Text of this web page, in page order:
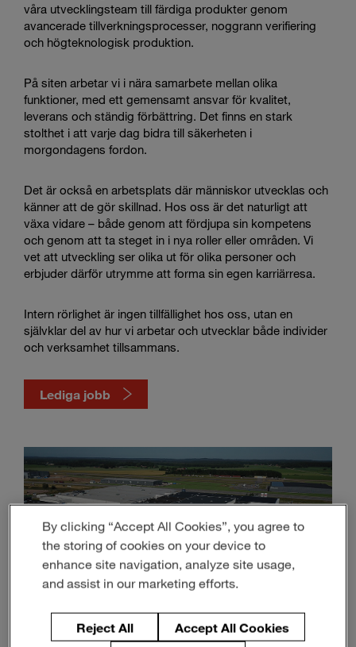
våra utvecklingsteam till färdiga produkter genom
avancerade tillverkningsprocesser, noggrann verifiering
och högteknologisk produktion.
På siten arbetar vi i nära samarbete mellan olika
funktioner, med ett gemensamt ansvar för kvalitet,
leverans och ständig förbättring. Det finns en stark
stolthet i att varje dag bidra till säkerheten i
morgondagens fordon.
Det är också en arbetsplats där människor utvecklas och
känner att de gör skillnad. Hos oss är det naturligt att
växa vidare – både genom att fördjupa sin kompetens
och genom att ta steget in i nya roller eller områden. Vi
vet att utveckling ser olika ut för olika personer och
erbjuder därför utrymme att forma sin egen karriärresa.
Intern rörlighet är ingen tillfällighet hos oss, utan en
självklar del av hur vi arbetar och utvecklar både individer
och verksamhet tillsammans.
Lediga jobb
By clicking “Accept All Cookies”, you agree to
the storing of cookies on your device to
enhance site navigation, analyze site usage,
and assist in our marketing efforts.
Reject All
Accept All Cookies